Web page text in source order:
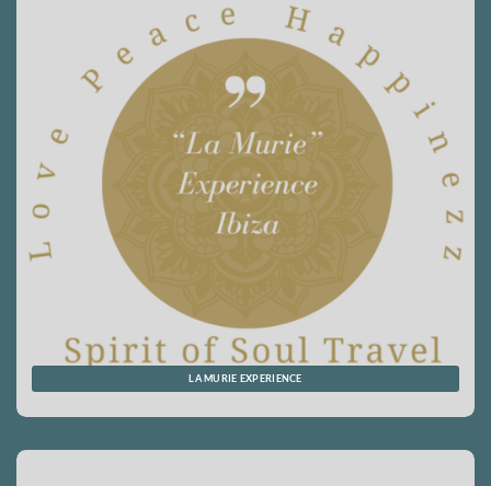
LA MURIE EXPERIENCE